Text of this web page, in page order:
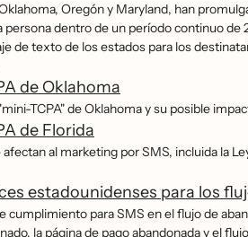
Oregón y Maryland, han
dentro de un período continuo
de texto de los estados para los
de Oklahoma
TCPA" de Oklahoma y su posible
de Florida
al marketing por SMS, incluida la
estadounidenses para los
cumplimiento para SMS en el flujo de
la página de pago abandonada y el